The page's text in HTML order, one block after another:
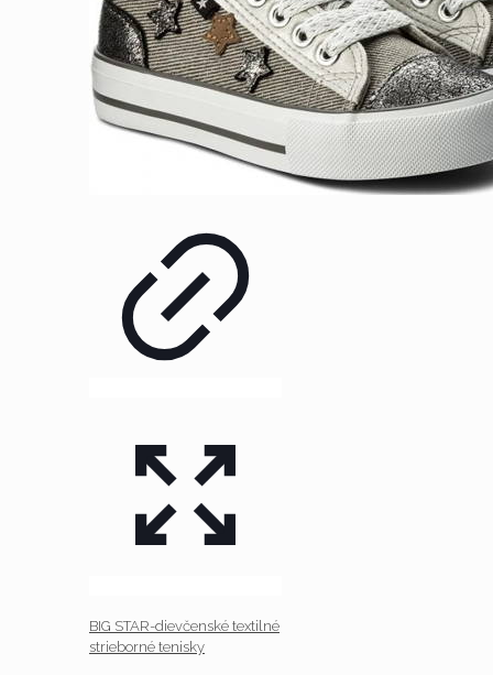
BIG STAR-dievčenské textilné
strieborné tenisky